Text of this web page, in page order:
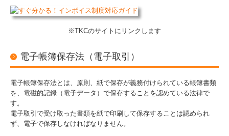
※TKCのサイトにリンクします
電子帳簿保存法（電子取引）
電子帳簿保存法とは、原則、紙で保存が義務付けられている帳簿書類
を、電磁的記録（電子データ）で保存することを認めている法律で
す。
電子取引で受け取った書類を紙で印刷して保存することは認められ
ず、電子で保存しなければなりません。